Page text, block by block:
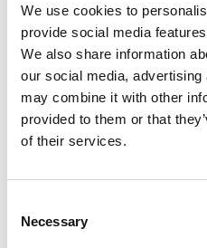
We use cookies to
provide social media
We also share information
our social media,
may combine it with other
provided to them or that
of their services.
Selection
Necessary
Urgence médicale,
perte de production
au sol ?
Life Couriers vous
rapide et la plus
transport aérien ou